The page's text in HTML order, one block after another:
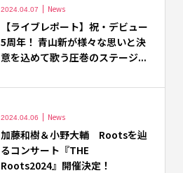
2024.04.07 News
【ライブレポート】祝・デビュー
5周年！ 青山新が様々な思いと決
意を込めて歌う圧巻のステージ...
2024.04.06 News
加藤和樹＆小野大輔 Rootsを辿
るコンサート『THE
Roots2024』開催決定！